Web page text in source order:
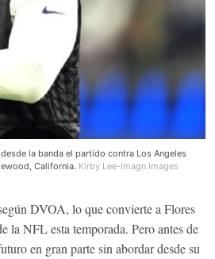
la banda el partido contra Los Angeles
California. Kirby Lee-Imagn Images
DVOA, lo que convierte a Flores
la NFL esta temporada. Pero antes de
en gran parte sin abordar desde su